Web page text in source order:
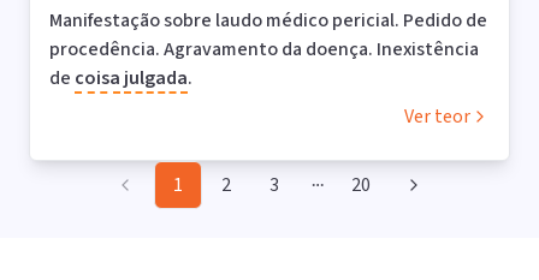
Manifestação sobre laudo médico pericial. Pedido de
procedência. Agravamento da doença. Inexistência
de coisa julgada.
Ver teor
1 2 3 More pages
20